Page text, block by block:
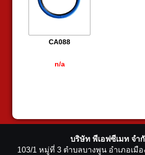
CA088
n/a
บริษัท พีเอฟซีเมท จำ
103/1 หมู่ที่ 3 ตำบลบางพูน อำเภอเมื